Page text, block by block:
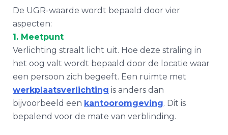
De UGR-waarde wordt bepaald door vier
aspecten:
1. Meetpunt
Verlichting straalt licht uit. Hoe deze straling in
het oog valt wordt bepaald door de locatie waar
een persoon zich begeeft. Een ruimte met
werkplaatsverlichting is anders dan
bijvoorbeeld een kantooromgeving. Dit is
bepalend voor de mate van verblinding.